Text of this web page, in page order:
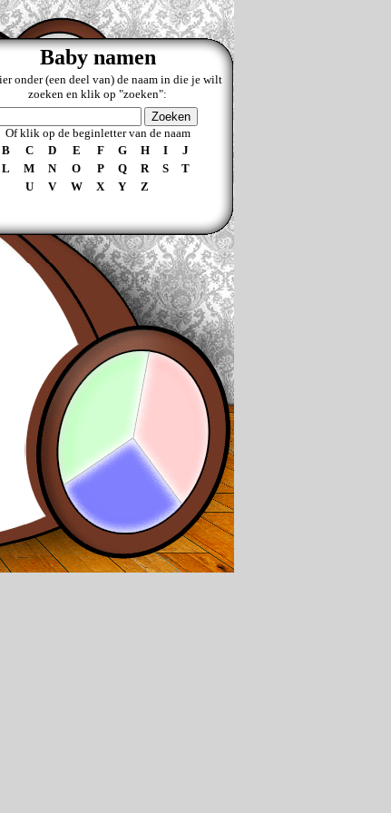
Baby namen
onder (een deel van) de naam in die je wilt
zoeken en klik op "zoeken":
Of klik op de beginletter van de naam
B C D E F G H I
J
L M N O P Q R S
T
U
V W X Y Z